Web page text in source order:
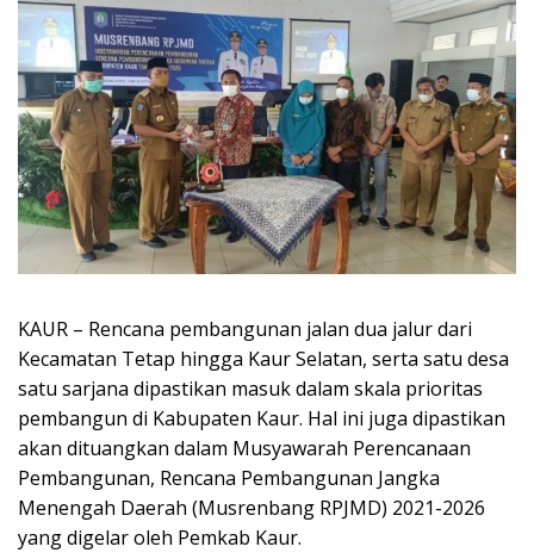
KAUR – Rencana pembangunan jalan dua jalur dari
Kecamatan Tetap hingga Kaur Selatan, serta satu desa
satu sarjana dipastikan masuk dalam skala prioritas
pembangun di Kabupaten Kaur. Hal ini juga dipastikan
akan dituangkan dalam Musyawarah Perencanaan
Pembangunan, Rencana Pembangunan Jangka
Menengah Daerah (Musrenbang RPJMD) 2021-2026
yang digelar oleh Pemkab Kaur.